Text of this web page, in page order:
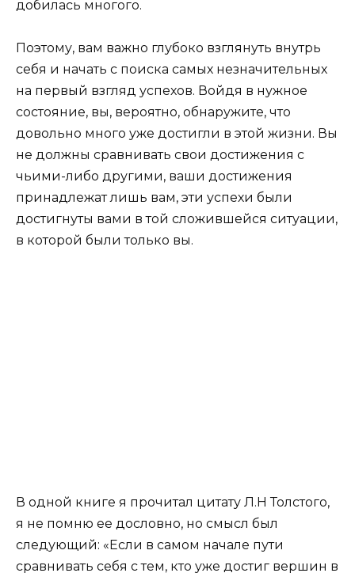
добилась многого.
Поэтому, вам важно глубоко взглянуть внутрь
себя и начать с поиска самых незначительных
на первый взгляд успехов. Войдя в нужное
состояние, вы, вероятно, обнаружите, что
довольно много уже достигли в этой жизни. Вы
не должны сравнивать свои достижения с
чьими-либо другими, ваши достижения
принадлежат лишь вам, эти успехи были
достигнуты вами в той сложившейся ситуации,
в которой были только вы.
В одной книге я прочитал цитату Л.Н Толстого,
я не помню ее дословно, но смысл был
следующий: «Если в самом начале пути
сравнивать себя с тем, кто уже достиг вершин в